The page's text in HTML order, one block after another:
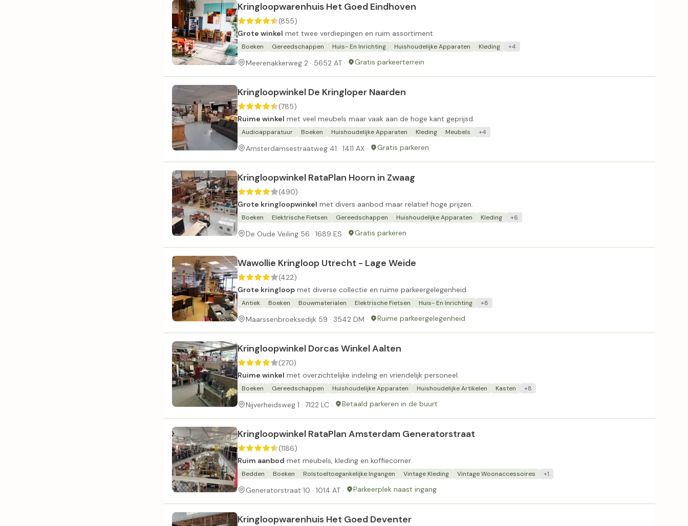
Kringloopwarenhuis Het Goed Eindhoven
(855)
Grote winkel met twee verdiepingen en ruim assortiment.
Boeken Gereedschappen Huis- En Inrichting Huishoudelijke Apparaten Kleding +4
Meerenakkerweg 2 · 5652 AT · Gratis parkeerterrein
Kringloopwinkel De Kringloper Naarden
(785)
Ruime winkel met veel meubels maar vaak aan de hoge kant geprijsd.
Audioapparatuur Boeken Huishoudelijke Apparaten Kleding Meubels +4
Amsterdamsestraatweg 41 · 1411 AX · Gratis parkeren
Kringloopwinkel RataPlan Hoorn in Zwaag
(490)
Grote kringloopwinkel met divers aanbod maar relatief hoge prijzen.
Boeken Elektrische Fietsen Gereedschappen Huishoudelijke Apparaten Kleding +6
De Oude Veiling 56 · 1689 ES · Gratis parkeren
Wawollie Kringloop Utrecht - Lage Weide
(422)
Grote kringloop met diverse collectie en ruime parkeergelegenheid.
Antiek Boeken Bouwmaterialen Elektrische Fietsen Huis- En Inrichting +8
Maarssenbroeksedijk 59 · 3542 DM · Ruime parkeergelegenheid
Kringloopwinkel Dorcas Winkel Aalten
(270)
Ruime winkel met overzichtelijke indeling en vriendelijk personeel.
Boeken Gereedschappen Huishoudelijke Apparaten Huishoudelijke Artikelen Kasten +8
Nijverheidsweg 1 · 7122 LC · Betaald parkeren in de buurt
Kringloopwinkel RataPlan Amsterdam Generatorstraat
(1186)
Ruim aanbod met meubels, kleding en koffiecorner.
Bedden Boeken Rolstoeltoegankelijke Ingangen Vintage Kleding Vintage Woonaccessoires +1
Generatorstraat 10 · 1014 AT · Parkeerplek naast ingang
Kringloopwarenhuis Het Goed Deventer